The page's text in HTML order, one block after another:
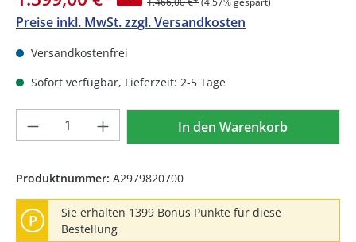
Preise inkl. MwSt. zzgl. Versandkosten
Versandkostenfrei
Sofort verfügbar, Lieferzeit: 2-5 Tage
Produkt Anzahl: Gib denIn den Warenkorb
Produktnummer: A2979820700
P
Sie erhalten 1399 Bonus Punkte für diese
Bestellung